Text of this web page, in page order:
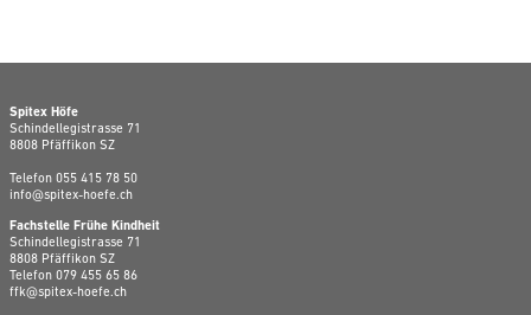
Spitex Höfe
Schindellegistrasse 71
8808 Pfäffikon SZ
Telefon 055 415 78 50
info@spitex-hoefe.ch
Fachstelle Frühe Kindheit
Schindellegistrasse 71
8808 Pfäffikon SZ
Telefon 079 455 65 86
ffk@spitex-hoefe.ch